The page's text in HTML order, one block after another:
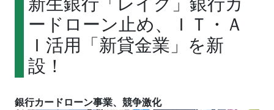
ードローン止め、ＩＴ・Ａ
Ｉ活用「新貸金業」を新
設！
銀行カードローン事業、競争激化